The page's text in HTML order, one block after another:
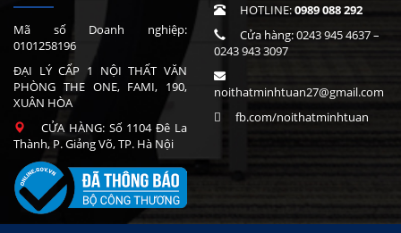
Mã số Doanh nghiệp:
0101258196
ĐẠI LÝ CẤP 1 NỘI THẤT VĂN
PHÒNG THE ONE, FAMI, 190,
XUÂN HÒA
CỬA HÀNG: Số 1104 Đê La
Thành, P. Giảng Võ, TP. Hà Nội
HOTLINE:0989 088 292
Cửa hàng:0243 945 4637–
0243 943 3097
noithatminhtuan27@gmail.com
fb.com/noithatminhtuan